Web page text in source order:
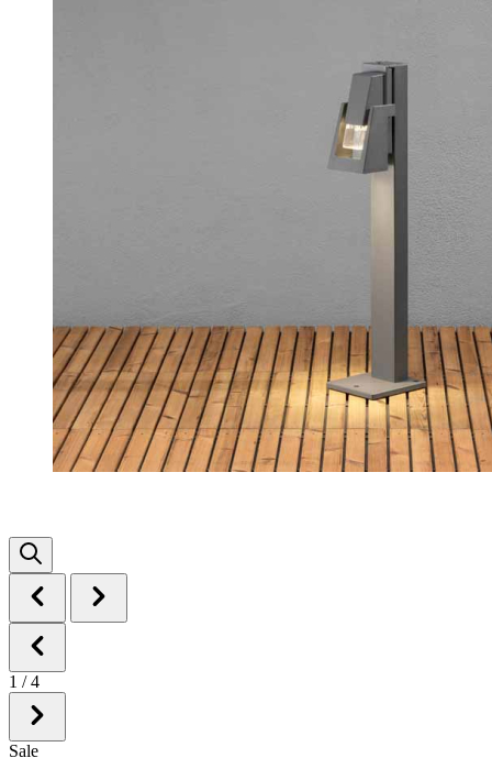
1 / 4
Sale